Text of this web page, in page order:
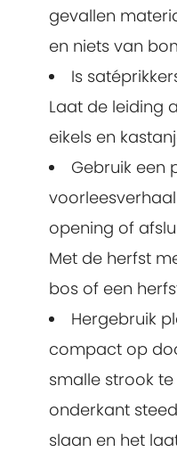
gevallen
en niets van
Is
Laat de leiding
eikels en
Gebruik een
opening of
Met de herfst
bos of een
Hergebruik
compact op
smalle strook
onderkant
slaan en het